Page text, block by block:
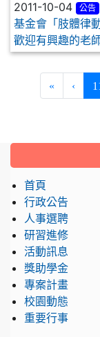
2011-10-04 公告
基金會「肢體律
歡迎有興趣的老
« ‹
:::
首頁
行政公告
人事選聘
研習進修
活動訊息
獎助學金
專案計畫
校園動態
重要行事